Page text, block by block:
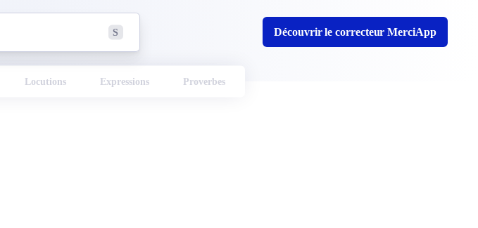
S Découvrir le correcteur MerciApp
Locutions Expressions Proverbes